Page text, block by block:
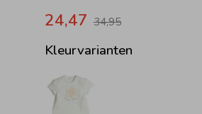
24,47 34,95
Kleurvarianten